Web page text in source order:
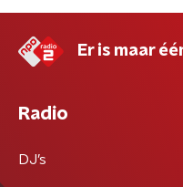
Er is maar
Radio
DJ’s